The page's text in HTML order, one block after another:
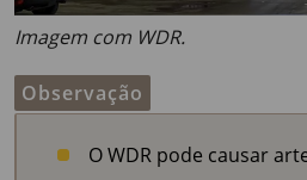
Imagem com WDR.
Observação
O WDR pode causar